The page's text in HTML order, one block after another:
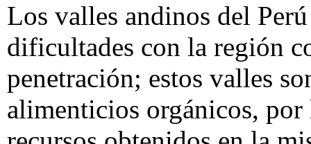
Los valles andinos del
dificultades con la región
penetración; estos valles
alimenticios orgánicos,